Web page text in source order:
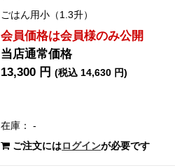
ごはん用小（1.3升）
会員価格は会員様のみ公開
当店通常価格
13,300 円(税込 14,630 円)
在庫： -
ご注文にはログインが必要です